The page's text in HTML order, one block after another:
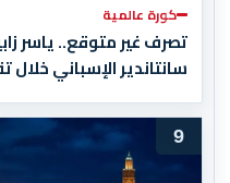
كورة عالمية
تصرف غير متوقع.. ياسر
سانتاندير الإسباني
9